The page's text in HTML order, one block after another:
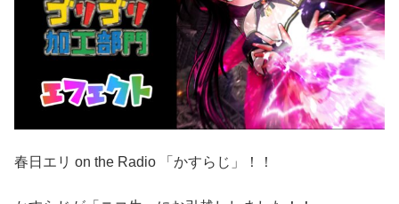
春日エリ on the Radio 「かすらじ」！！